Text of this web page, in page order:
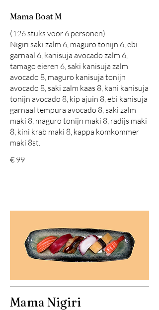
Mama Boat M
(126 stuks voor 6 personen)
Nigiri saki zalm 6, maguro tonijn 6, ebi
garnaal 6, kanisuja avocado zalm 6,
tamago eieren 6, saki kanisuja zalm
avocado 8, maguro kanisuja tonijn
avocado 8, saki zalm kaas 8, kani kanisuja
tonijn avocado 8, kip ajuin 8, ebi kanisuja
garnaal tempura avocado 8, saki zalm
maki 8, maguro tonijn maki 8, radijs maki
8, kini krab maki 8, kappa komkommer
maki 8st.
€ 99
Mama Nigiri